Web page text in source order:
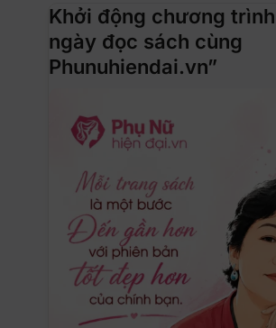
Khởi động chương
ngày đọc sách cùng
Phunuhiendai.vn”